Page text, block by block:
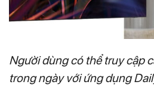
Người dùng có thể truy cập
trong ngày với ứng dụng